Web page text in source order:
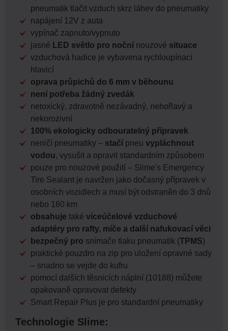
pneumatik tlačit vzduch skrz láhev do pneumatiky
napájení 12V z auta
vypínač zapnuto/vypnuto
jasné LED světlo pro noční nouzové situace
vzduchová hadice je vybavena rychloupínací
hlavicí
oprava průpichů do 6 mm v běhounu
není potřeba žádný zvedák
netoxický, zdravotně nezávadný, nehořlavý a
nekorozivní
100% ekologicky odbouratelný přípravek
neničí pneumatiky – stačí pneu vypláchnout
vodou, vysušit a opravit standardním způsobem
pouze pro nouzové použití – Slime's Emergency
Tire Sealant je navržen jako dočasný přípravek v
osobních vozidlech a musí být odstraněn do 3 dnů
nebo 160 km
obsahuje také víceúčelové vzduchové
adaptéry pro rafty, míče a další nafukovací věci
bezpečný pro snímače tlaku pneumatik (TPMS)
praktické pouzdro na zip pro uložení opravné sady
– snadno se vejde do kufru
pomocí dalších těsnicích náplní (10188) můžete
opakovaně opravovat defekty
Smart Repair Plus je pro standardní pneumatiky
Technologie Slime: